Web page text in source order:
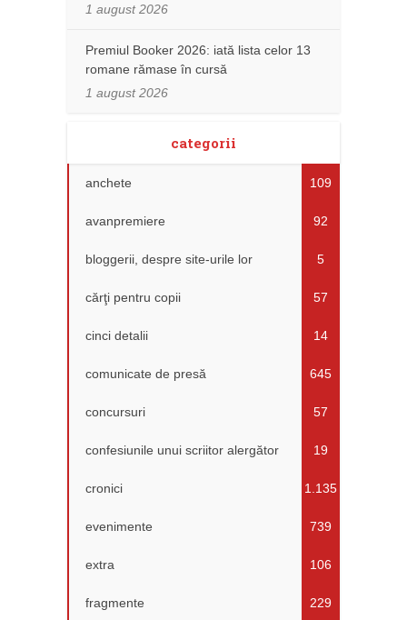
1 august 2026
Premiul Booker 2026: iată lista celor 13
romane rămase în cursă
1 august 2026
categorii
anchete 109
avanpremiere 92
bloggerii, despre site-urile lor 5
cărţi pentru copii 57
cinci detalii 14
comunicate de presă 645
concursuri 57
confesiunile unui scriitor alergător 19
cronici 1.135
evenimente 739
extra 106
fragmente 229